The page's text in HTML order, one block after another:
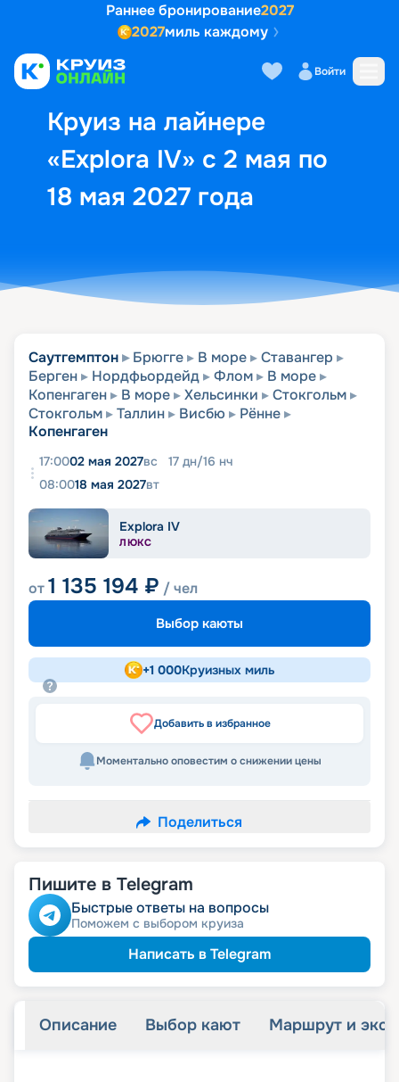
Раннее бронирование2027
2027миль каждому
Войти
Круиз на лайнере
«Explora IV» с 2 мая по
18 мая 2027 года
Выбор кают Маршрут и
Саутгемптон Брюгге В море
Ставангер
Берген
Нордфьордейд Флом
В море
Копенгаген
В море Хельсинки
Стокгольм
Стокгольм
Таллин Висбю
Рённе
Копенгаген
17:0002 мая 2027вс 17 дн/16 нч
08:0018 мая 2027вт
Explora IV
ЛЮКС
от1 135 194 ₽ / чел
Выбор каюты
+1 000Круизных миль
Добавить в избранное
Моментально оповестим о снижении цены
Поделиться
Пишите в Telegram
Быстрые ответы на вопросы
Поможем с выбором круиза
Написать в Telegram
Описание Выбор кают Маршрут и